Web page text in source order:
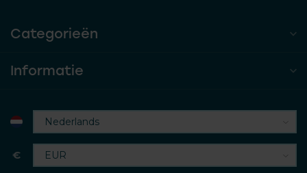
Categorieën
Informatie
€